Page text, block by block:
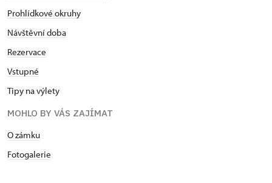
Prohlídkové okruhy
Návštěvní doba
Rezervace
Vstupné
Tipy na výlety
MOHLO BY VÁS ZAJÍMAT
O zámku
Fotogalerie